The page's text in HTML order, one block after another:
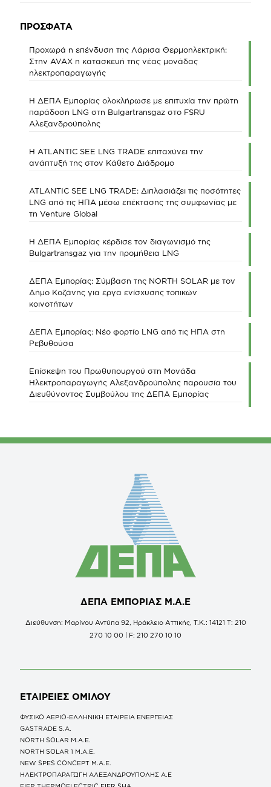
ΠΡΟΣΦΑΤΑ
Προχωρά η επένδυση της Λάρισα Θερμοηλεκτρική:
Στην AVAX η κατασκευή της νέας μονάδας
ηλεκτροπαραγωγής
Η ΔΕΠΑ Εμπορίας ολοκλήρωσε με επιτυχία την πρώτη
παράδοση LNG στη Bulgartransgaz στο FSRU
Αλεξανδρούπολης
Η ATLANTIC SEE LNG TRADE επιταχύνει την
ανάπτυξή της στον Κάθετο Διάδρομο
ATLANTIC SEE LNG TRADE: Διπλασιάζει τις ποσότητες
LNG από τις ΗΠΑ μέσω επέκτασης της συμφωνίας με
τη Venture Global
Η ΔΕΠΑ Εμπορίας κέρδισε τον διαγωνισμό της
Bulgartransgaz για την προμήθεια LNG
ΔΕΠΑ Εμπορίας: Σύμβαση της NORTH SOLAR με τον
Δήμο Κοζάνης για έργα ενίσχυσης τοπικών
κοινοτήτων
ΔΕΠΑ Εμπορίας: Νέο φορτίο LNG από τις ΗΠΑ στη
Ρεβυθούσα
Επίσκεψη του Πρωθυπουργού στη Μονάδα
Ηλεκτροπαραγωγής Αλεξανδρούπολης παρουσία του
Διευθύνοντος Συμβούλου της ΔΕΠΑ Εμπορίας
ΔΕΠΑ ΕΜΠΟΡΙΑΣ Μ.Α.Ε
Διεύθυνση: Μαρίνου Αντύπα 92, Ηράκλειο Αττικής, Τ.Κ.: 14121 Τ: 210
270 10 00 | F: 210 270 10 10
ΕΤΑΙΡΕΙΕΣ ΟΜΙΛΟΥ
ΦΥΣΙΚΟ ΑΕΡΙΟ-ΕΛΛΗΝΙΚΗ ΕΤΑΙΡΕΙΑ ΕΝΕΡΓΕΙΑΣ
GASTRADE S.A.
NORTH SOLAR M.Α.Ε.
NORTH SOLAR 1 M.Α.Ε.
NEW SPES CONCEPT Μ.Α.Ε.
ΗΛΕΚΤΡΟΠΑΡΑΓΩΓΗ ΑΛΕΞΑΝΔΡΟΥΠΟΛΗΣ A.E